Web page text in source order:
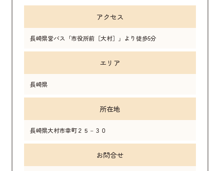
アクセス
長崎県営バス「市役所前［大村］」より徒歩5分
エリア
長崎県
所在地
長崎県大村市幸町２５－３０
お問合せ